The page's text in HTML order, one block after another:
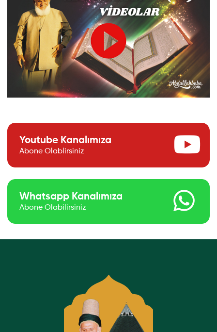
Youtube Kanalımıza
Abone Olablirsiniz
Whatsapp Kanalımıza
Abone Olabilirsiniz